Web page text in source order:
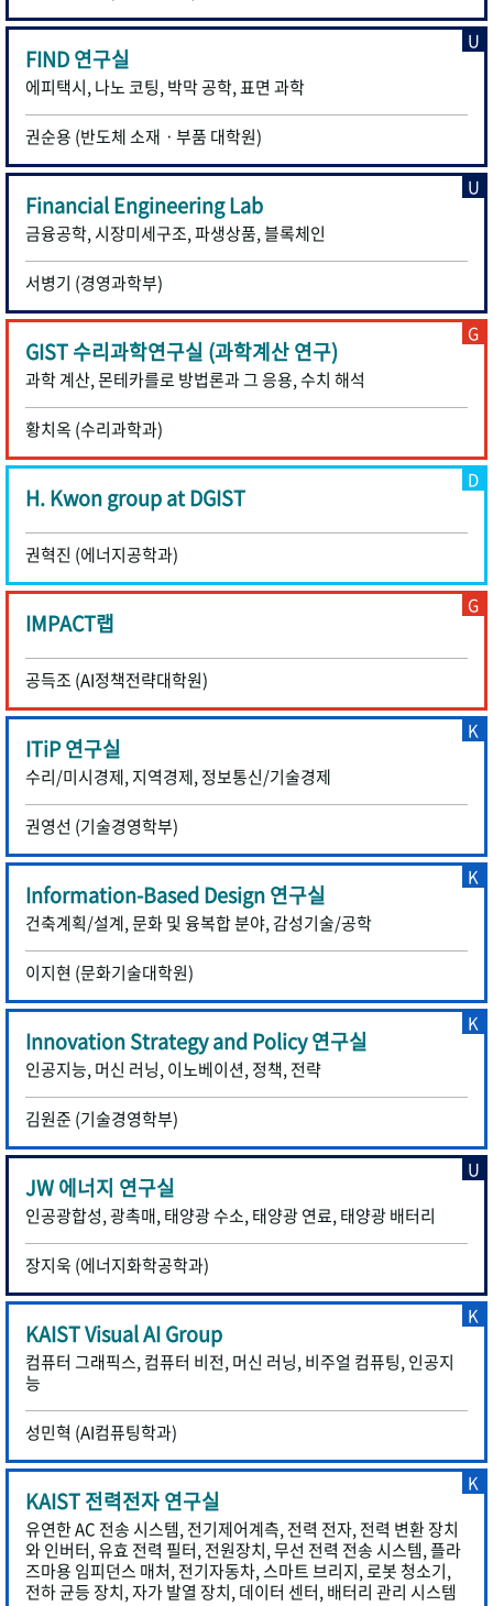
FIND 연구실
에피택시, 나노 코팅, 박막 공학, 표면 과학
권순용 (반도체 소재ㆍ부품 대학원)
U
Financial Engineering Lab
금융공학, 시장미세구조, 파생상품, 블록체인
서병기 (경영과학부)
U
GIST 수리과학연구실 (과학계산 연구)
과학 계산, 몬테카를로 방법론과 그 응용, 수치 해석
황치옥 (수리과학과)
G
H. Kwon group at DGIST
권혁진 (에너지공학과)
D
IMPACT랩
공득조 (AI정책전략대학원)
G
ITiP 연구실
수리/미시경제, 지역경제, 정보통신/기술경제
권영선 (기술경영학부)
K
Information-Based Design 연구실
건축계획/설계, 문화 및 융복합 분야, 감성기술/공학
이지현 (문화기술대학원)
K
Innovation Strategy and Policy 연구실
인공지능, 머신 러닝, 이노베이션, 정책, 전략
김원준 (기술경영학부)
K
JW 에너지 연구실
인공광합성, 광촉매, 태양광 수소, 태양광 연료, 태양광 배터리
장지욱 (에너지화학공학과)
U
KAIST Visual AI Group
컴퓨터 그래픽스, 컴퓨터 비전, 머신 러닝, 비주얼 컴퓨팅, 인공지
능
성민혁 (AI컴퓨팅학과)
K
KAIST 전력전자 연구실
유연한 AC 전송 시스템, 전기제어계측, 전력 전자, 전력 변환 장치
와 인버터, 유효 전력 필터, 전원장치, 무선 전력 전송 시스템, 플라
즈마용 임피던스 매처, 전기자동차, 스마트 브리지, 로봇 청소기,
전하 균등 장치, 자가 발열 장치, 데이터 센터, 배터리 관리 시스템
K